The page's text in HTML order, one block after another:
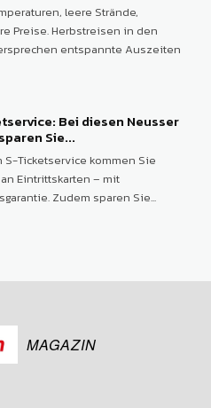
leere Strände,
Preise. Herbstreisen in den
entspannte Auszeiten
Bei diesen Neusser
Sie...
S-Ticketservice kommen Sie
Eintrittskarten – mit
Zudem sparen Sie...
MAGAZIN